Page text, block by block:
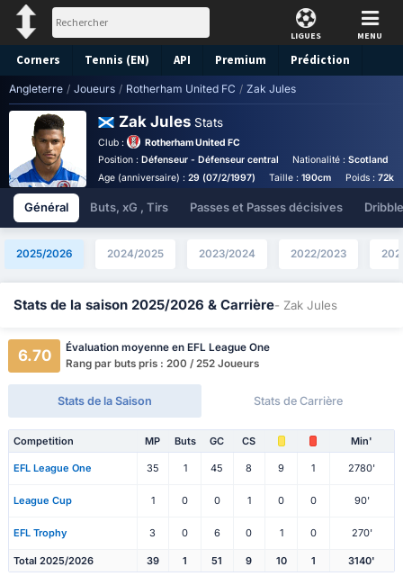
LIGUES MENU
Corners Tennis (EN) API Premium Prédiction
Angleterre / Joueurs / Rotherham United FC / Zak Jules
Zak Jules Stats
Club :
Rotherham United FC
Position : Défenseur - Défenseur central Nationalité :Scotland
Age (anniversaire) : 29 (07/2/1997) Taille :190cm Poids : 72kg
Général Buts, xG , Tirs Passes et Passes décisives
2025/2026 2024/2025 2023/2024 2022/2023
Stats de la saison 2025/2026 & Carrière- Zak Jules
6.70
Évaluation moyenne en EFL League One
Rang par buts pris : 200 / 252 Joueurs
Stats de la Saison Stats de Carrière
Competition MP Buts GC CS Min'
EFL League One 35 1 45 8 9 1 2780'
League Cup 1 0 0 1 0 0 90'
EFL Trophy 3 0 6 0 1 0 270'
Total 2025/2026 39 1 51 9 10 1 3140'